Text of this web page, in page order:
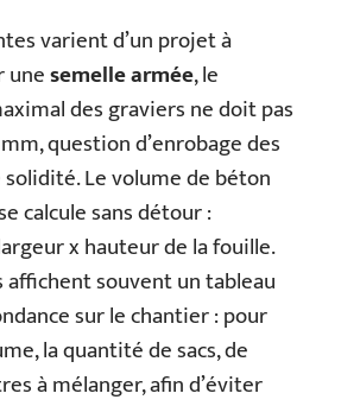
varient d’un projet à
unesemelle armée, le
des graviers ne doit pas
question d’enrobage des
Le volume de béton
calcule sans détour :
x hauteur de la fouille.
affichent souvent un tableau
sur le chantier : pour
la quantité de sacs, de
à mélanger, afin d’éviter